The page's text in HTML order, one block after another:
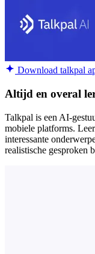
Download talkpal
Altijd en overal
Talkpal is een AI-
mobiele platforms.
interessante
realistische gesproken